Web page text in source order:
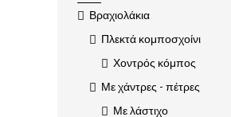
Βραχιολάκια
Πλεκτά κομποσχοίνι
Χοντρός κόμπος
Με χάντρες - πέτρες
Με λάστιχο